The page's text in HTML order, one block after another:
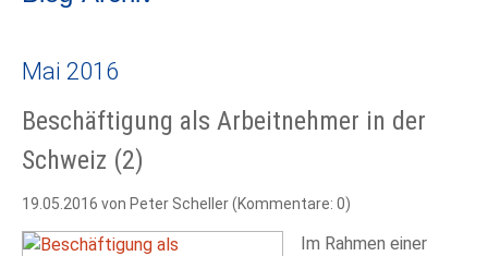
Mai 2016
Beschäftigung als Arbeitnehmer in der
Schweiz (2)
19.05.2016 von Peter Scheller (Kommentare: 0)
Im Rahmen einer